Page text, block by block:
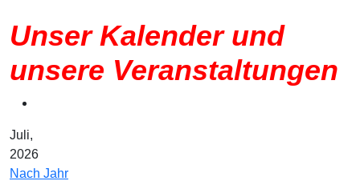
Unser Kalender und
unsere Veranstaltungen
Juli,
2026
Nach Jahr